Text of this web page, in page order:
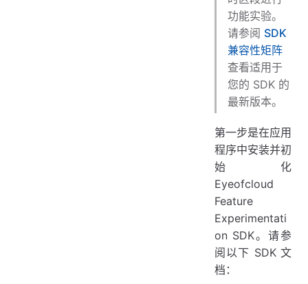
功能实验。
请参阅 SDK
兼容性矩阵
查看适用于
您的 SDK 的
最新版本。
第一步是在应用
程序中安装并初
始化
Eyeofcloud
Feature
Experimentati
on SDK。请参
阅以下 SDK 文
档：